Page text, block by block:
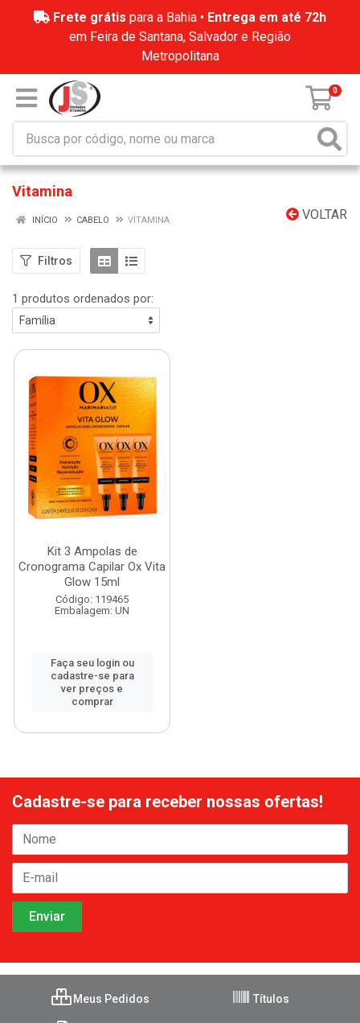
Frete grátis para a Bahia • Entrega em até 72h
em Feira de Santana, Salvador e Região
Metropolitana
0
Vitamina
VOLTAR
INÍCIO CABELO VITAMINA
Filtros
1 produtos ordenados por:
Kit 3 Ampolas de
Cronograma Capilar Ox Vita
Glow 15ml
Código: 119465
Embalagem: UN
Faça seu login ou
cadastre-se para
ver preços e
comprar
Cadastre-se para receber nossas ofertas!
Meus Pedidos Títulos